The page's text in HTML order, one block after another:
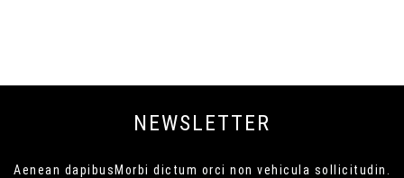
NEWSLETTER
Aenean dapibusMorbi dictum orci non vehicula sollicitudin.